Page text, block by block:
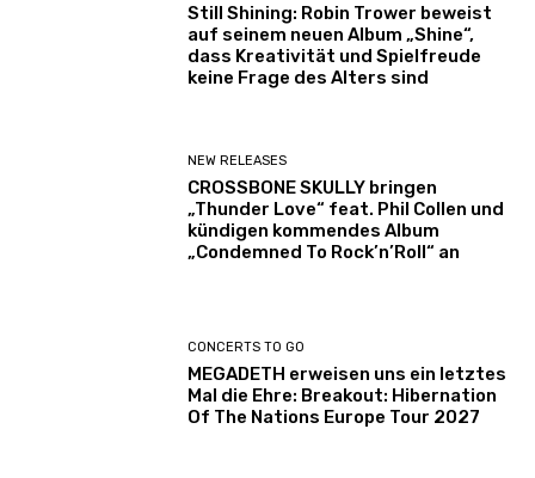
Still Shining: Robin Trower beweist
auf seinem neuen Album „Shine“,
dass Kreativität und Spielfreude
keine Frage des Alters sind
NEW RELEASES
CROSSBONE SKULLY bringen
„Thunder Love“ feat. Phil Collen und
kündigen kommendes Album
„Condemned To Rock’n’Roll“ an
CONCERTS TO GO
MEGADETH erweisen uns ein letztes
Mal die Ehre: Breakout: Hibernation
Of The Nations Europe Tour 2027